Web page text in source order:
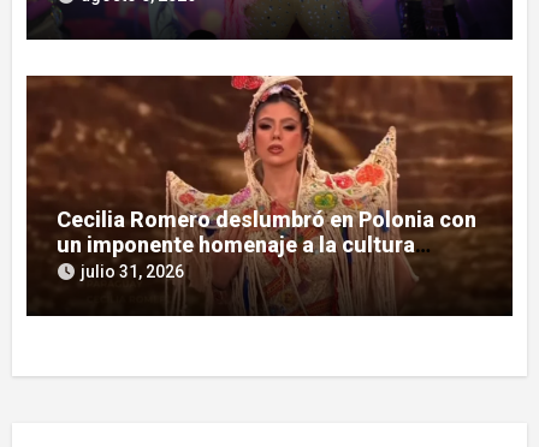
Cecilia Romero deslumbró en Polonia con
un imponente homenaje a la cultura
guaraní
julio 31, 2026